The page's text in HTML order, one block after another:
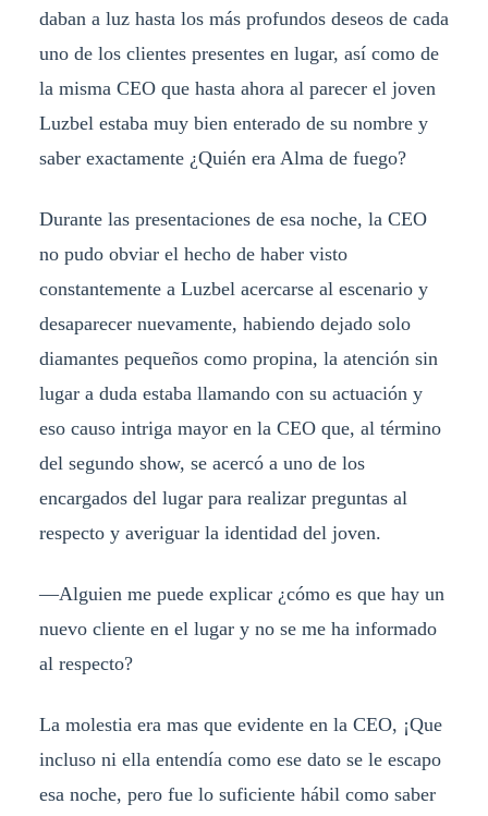
daban a luz hasta los más profundos deseos de cada
uno de los clientes presentes en lugar, así como de
la misma CEO que hasta ahora al parecer el joven
Luzbel estaba muy bien enterado de su nombre y
saber exactamente ¿Quién era Alma de fuego?
Durante las presentaciones de esa noche, la CEO
no pudo obviar el hecho de haber visto
constantemente a Luzbel acercarse al escenario y
desaparecer nuevamente, habiendo dejado solo
diamantes pequeños como propina, la atención sin
lugar a duda estaba llamando con su actuación y
eso causo intriga mayor en la CEO que, al término
del segundo show, se acercó a uno de los
encargados del lugar para realizar preguntas al
respecto y averiguar la identidad del joven.
—Alguien me puede explicar ¿cómo es que hay un
nuevo cliente en el lugar y no se me ha informado
al respecto?
La molestia era mas que evidente en la CEO, ¡Que
incluso ni ella entendía como ese dato se le escapo
esa noche, pero fue lo suficiente hábil como saber